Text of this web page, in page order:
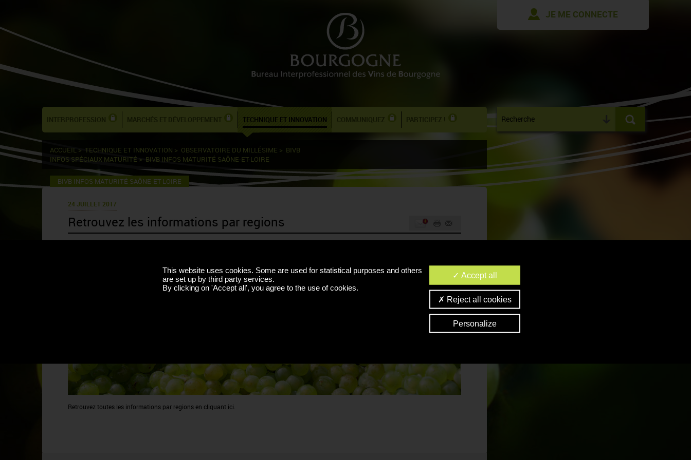
INTERPROFESSION MARCHÉS ET DÉVELOPPEMENT TECHNIQUE ET INNOVATION COMMUNIQUEZ PARTICIPEZ !
ACCUEIL > TECHNIQUE ET INNOVATION > OBSERVATOIRE DU MILLÉSIME > BIVB
INFOS SPÉCIAUX MATURITÉ > BIVB INFOS MATURITÉ SAÔNE-ET-LOIRE
JE ME CONNECTE
BIVB INFOS MATURITÉ SAÔNE-ET-LOIRE
24 JUILLET 2017
Retrouvez les informations par regions
Retrouvez toutes les informations par regions en cliquant ici.
This website uses cookies. Some are used for statistical purposes and others
are set up by third party services.
By clicking on 'Accept all', you agree to the use of cookies.
Accept all
Reject all cookies
Personalize